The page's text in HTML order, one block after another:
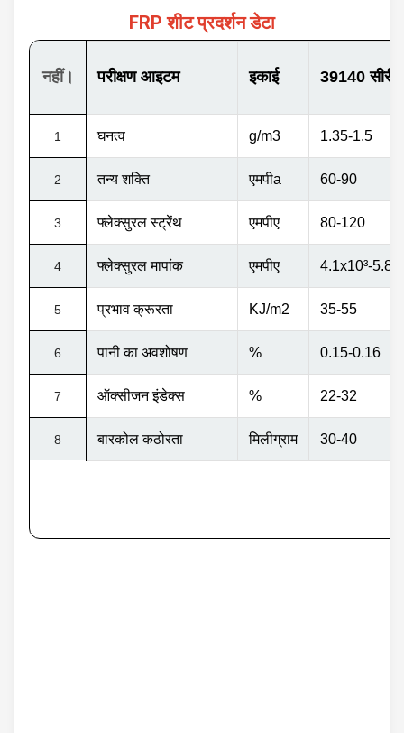
FRP शीट प्रदर्शन डेटा
नहीं। परीक्षण आइटम इकाई 39140
1 घनत्व g/m3 1.35-1.5
2 तन्य शक्ति एमपीа 60-90
3 फ्लेक्सुरल स्ट्रेंथ एमपीए 80-120
4 फ्लेक्सुरल मापांक एमपीए 4.1x10³-
5 प्रभाव क्रूरता KJ/m2 35-55
6 पानी का अवशोषण % 0.15-0.16
7 ऑक्सीजन इंडेक्स % 22-32
8 बारकोल कठोरता मिलीग्राम 30-40